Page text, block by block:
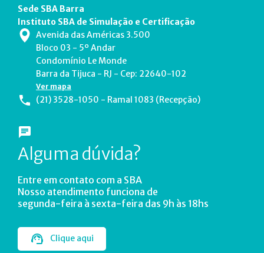
Sede SBA Barra
Instituto SBA de Simulação e Certificação
Avenida das Américas 3.500
Bloco 03 - 5º Andar
Condomínio Le Monde
Barra da Tijuca - RJ - Cep: 22640-102
Ver mapa
(21) 3528-1050 - Ramal 1083 (Recepção)
Alguma dúvida?
Entre em contato com a SBA
Nosso atendimento funciona de
segunda-feira à sexta-feira das 9h às 18hs
Clique aqui